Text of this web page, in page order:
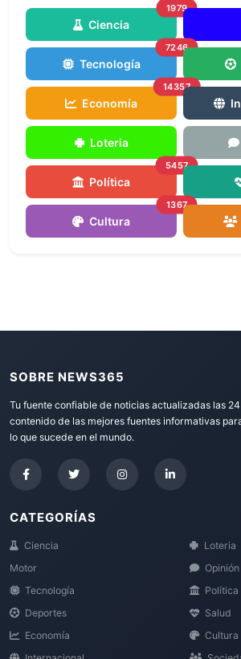
Ciencia
1979
Tecnología
7246
Economía
14357
Loteria
Política
5457
Cultura
1367
SOBRE NEWS365
Tu fuente confiable de noticias actualizadas las
contenido de las mejores fuentes informativas
lo que sucede en el mundo.
CATEGORÍAS
Ciencia
Motor
Tecnología
Deportes
Economía
Loteria
Opinión
Política
Salud
Cultura